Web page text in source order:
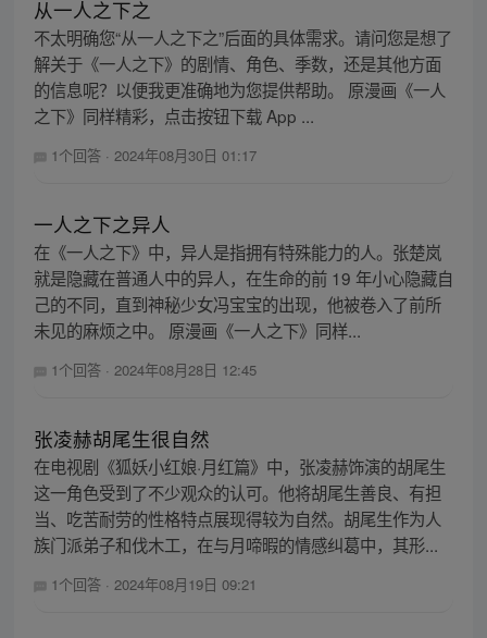
从一人之下之
不太明确您“从一人之下之”后面的具体需求。请问您是想了
解关于《一人之下》的剧情、角色、季数，还是其他方面
的信息呢？以便我更准确地为您提供帮助。 原漫画《一人
之下》同样精彩，点击按钮下载 App ...
1个回答 · 2024年08月30日 01:17
一人之下之异人
在《一人之下》中，异人是指拥有特殊能力的人。张楚岚
就是隐藏在普通人中的异人，在生命的前 19 年小心隐藏自
己的不同，直到神秘少女冯宝宝的出现，他被卷入了前所
未见的麻烦之中。 原漫画《一人之下》同样...
1个回答 · 2024年08月28日 12:45
张凌赫胡尾生很自然
在电视剧《狐妖小红娘·月红篇》中，张凌赫饰演的胡尾生
这一角色受到了不少观众的认可。他将胡尾生善良、有担
当、吃苦耐劳的性格特点展现得较为自然。胡尾生作为人
族门派弟子和伐木工，在与月啼暇的情感纠葛中，其形...
1个回答 · 2024年08月19日 09:21